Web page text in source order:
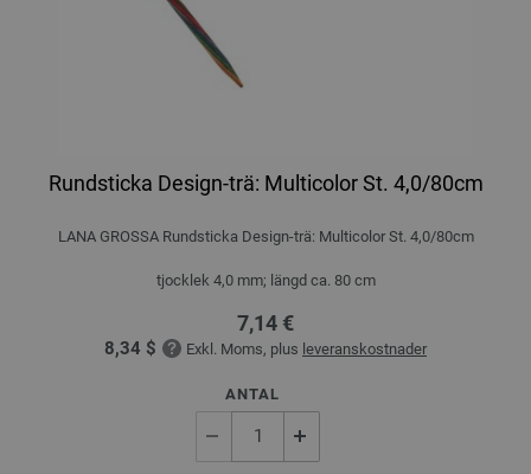
Rundsticka Design-trä: Multicolor St. 4,0/80cm
LANA GROSSA Rundsticka Design-trä: Multicolor St. 4,0/80cm
tjocklek 4,0 mm; längd ca. 80 cm
7,14 €
8,34 $ Exkl. Moms, plus leveranskostnader
ANTAL